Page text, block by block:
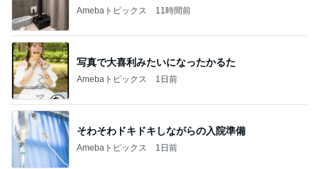
Amebaトピックス 11時間前
写真で大喜利みたいになったかるた
Amebaトピックス 1日前
そわそわドキドキしながらの入院準備
Amebaトピックス 1日前